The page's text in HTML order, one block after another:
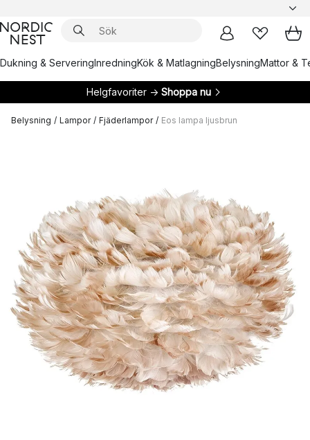
Dukning & ServeringInredningKök & MatlagningBelysningMattor &
Helgfavoriter → Shoppa nu
Belysning / Lampor / Fjäderlampor / Eos lampa ljusbrun